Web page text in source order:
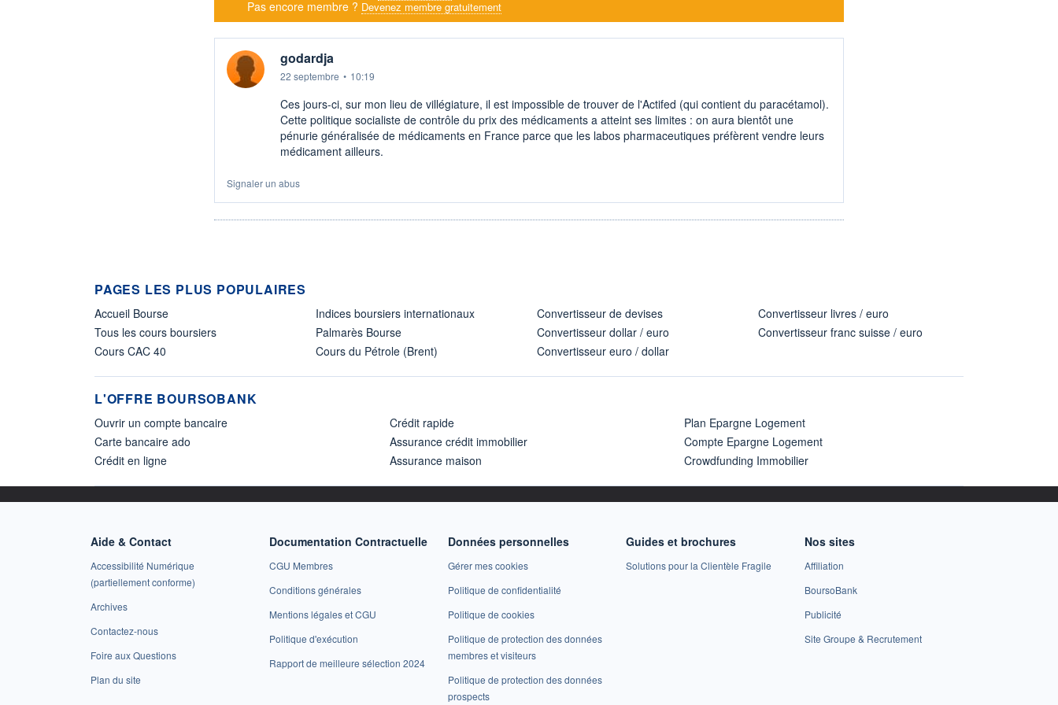
Pas encore membre ? Devenez membre gratuitement
godardja
22 septembre • 10:19
Ces jours-ci, sur mon lieu de villégiature, il est impossible de trouver de l'Actifed (qui contient du paracétamol).
Cette politique socialiste de contrôle du prix des médicaments a atteint ses limites : on aura bientôt une
pénurie généralisée de médicaments en France parce que les labos pharmaceutiques préfèrent vendre leurs
médicament ailleurs.
Signaler un abus
PAGES LES PLUS POPULAIRES
Accueil Bourse
Tous les cours boursiers
Cours CAC 40
Indices boursiers internationaux
Palmarès Bourse
Cours du Pétrole (Brent)
Convertisseur de devises
Convertisseur dollar / euro
Convertisseur euro / dollar
Convertisseur livres / euro
Convertisseur franc suisse / euro
L'OFFRE BOURSOBANK
Ouvrir un compte bancaire
Carte bancaire ado
Crédit en ligne
Crédit rapide
Assurance crédit immobilier
Assurance maison
Plan Epargne Logement
Compte Epargne Logement
Crowdfunding Immobilier
Aide & Contact
Accessibilité Numérique
(partiellement conforme)
Archives
Contactez-nous
Foire aux Questions
Plan du site
Documentation Contractuelle
CGU Membres
Conditions générales
Mentions légales et CGU
Politique d'exécution
Rapport de meilleure sélection 2024
Données personnelles
Gérer mes cookies
Politique de confidentialité
Politique de cookies
Politique de protection des données
membres et visiteurs
Politique de protection des données
prospects
Guides et brochures
Solutions pour la Clientèle Fragile
Nos sites
Affiliation
BoursoBank
Publicité
Site Groupe & Recrutement